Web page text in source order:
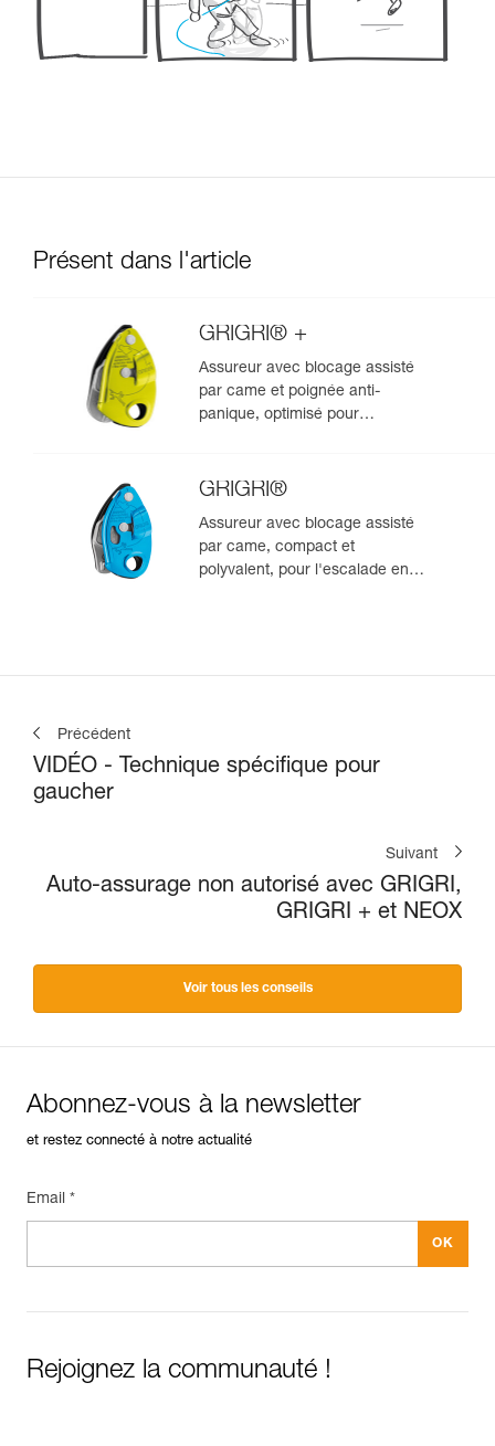
Présent dans l'article
GRIGRI® +
Assureur avec blocage assisté
par came et poignée anti-
panique, optimisé pour
GRIGRI®
Assureur avec blocage assisté
par came, compact et
polyvalent, pour l'escalade en
Précédent
VIDÉO - Technique spécifique pour
gaucher
Suivant
Auto-assurage non autorisé avec GRIGRI,
GRIGRI + et NEOX
Voir tous les conseils
Abonnez-vous à la newsletter
et restez connecté à notre actualité
Email *
Rejoignez la communauté !